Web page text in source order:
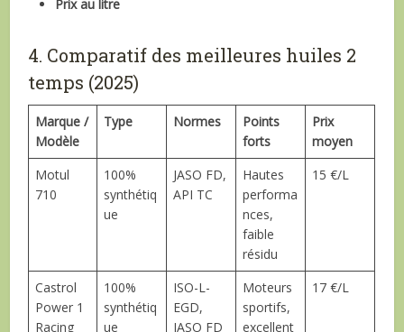
Prix au litre
4. Comparatif des meilleures huiles 2
temps (2025)
Marque /
Modèle
Type Normes
Points
forts
Prix
moyen
Motul
710
100%
synthétiq
ue
JASO FD,
API TC
Hautes
performa
nces,
faible
résidu
15 €/L
Castrol
Power 1
Racing
100%
synthétiq
ue
ISO-L-
EGD,
JASO FD
Moteurs
sportifs,
excellent
17 €/L